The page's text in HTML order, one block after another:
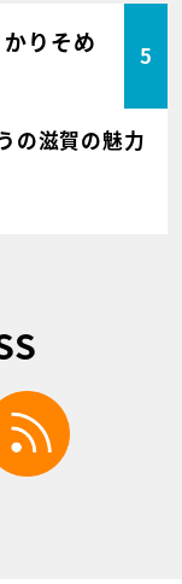
りそめ
5
の滋賀の魅力